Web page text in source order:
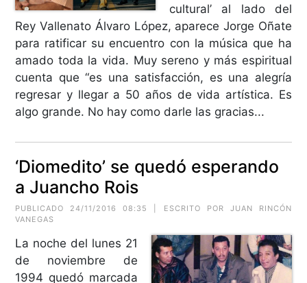
cultural’ al lado del
Rey Vallenato Álvaro López, aparece Jorge Oñate
para ratificar su encuentro con la música que ha
amado toda la vida. Muy sereno y más espiritual
cuenta que “es una satisfacción, es una alegría
regresar y llegar a 50 años de vida artística. Es
algo grande. No hay como darle las gracias...
‘Diomedito’ se quedó esperando
a Juancho Rois
PUBLICADO 24/11/2016 08:35 | ESCRITO POR JUAN RINCÓN
VANEGAS
La noche del lunes 21
de noviembre de
1994 quedó marcada